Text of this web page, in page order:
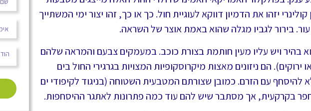
יזהו את הדמיון דווקא לעוגיית חול. כך או כך, זהו יצור ימי המשתייך
בירור לגביו מגלה שהוא באמת אוצר של השראה.
ויש עליו מעין חותמת בצורת כוכב. במעמקים צבעם והמראה שלהם
הם ניזונים מאצות מיקרוסקופיות המצויות בגרגירי החול בים
עם הזרם. כמובן שצורתם המטבעית השטוחה (בניגוד לקיפודי ים
בקרקעית, אך מסתבר שיש להם עוד כמה פתרונות לאתגר ההיסחפות.